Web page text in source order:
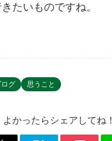
たいものですね。
グ 思うこと
よかったらシェアしてね！